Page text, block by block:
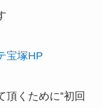
宝塚HP
頂くために‟初回